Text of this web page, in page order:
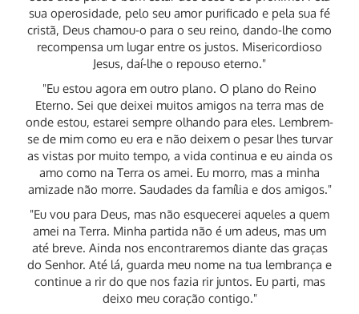
sua operosidade, pelo seu amor purificado e pela sua fé
cristã, Deus chamou-o para o seu reino, dando-lhe como
recompensa um lugar entre os justos. Misericordioso
Jesus, daí-lhe o repouso eterno."
"Eu estou agora em outro plano. O plano do Reino
Eterno. Sei que deixei muitos amigos na terra mas de
onde estou, estarei sempre olhando para eles. Lembrem-
se de mim como eu era e não deixem o pesar lhes turvar
as vistas por muito tempo, a vida continua e eu ainda os
amo como na Terra os amei. Eu morro, mas a minha
amizade não morre. Saudades da família e dos amigos."
"Eu vou para Deus, mas não esquecerei aqueles a quem
amei na Terra. Minha partida não é um adeus, mas um
até breve. Ainda nos encontraremos diante das graças
do Senhor. Até lá, guarda meu nome na tua lembrança e
continue a rir do que nos fazia rir juntos. Eu parti, mas
deixo meu coração contigo."